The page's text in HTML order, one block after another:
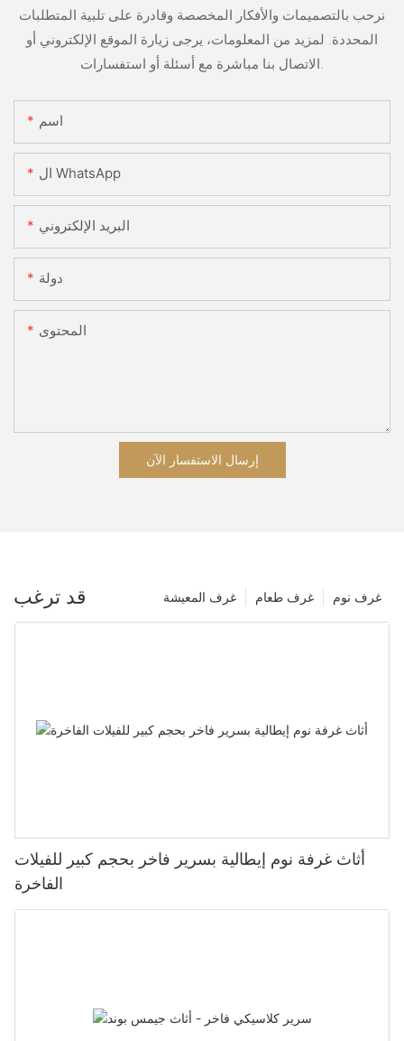
نرحب بالتصميمات والأفكار المخصصة وقادرة على تلبية المتطلبات
المحددة. لمزيد من المعلومات، يرجى زيارة الموقع الإلكتروني أو
اسم
ال WhatsApp
البريد الإلكتروني
دولة
المحتوى
إرسال الاستفسار الآن
قد ترغب غرف نوم غرف طعام غرف المعيشة
أثاث غرفة نوم إيطالية بسرير فاخر بحجم كبير للفيلات
الفاخرة